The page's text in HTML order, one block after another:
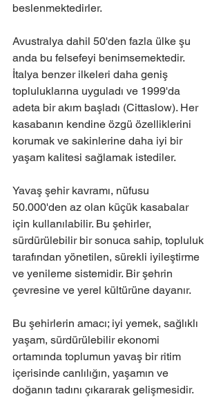
beslenmektedirler.
Avustralya dahil 50'den fazla ülke şu
anda bu felsefeyi benimsemektedir.
İtalya benzer ilkeleri daha geniş
topluluklarına uyguladı ve 1999'da
adeta bir akım başladı (Cittaslow). Her
kasabanın kendine özgü özelliklerini
korumak ve sakinlerine daha iyi bir
yaşam kalitesi sağlamak istediler.
Yavaş şehir kavramı, nüfusu
50.000'den az olan küçük kasabalar
için kullanılabilir. Bu şehirler,
sürdürülebilir bir sonuca sahip, topluluk
tarafından yönetilen, sürekli iyileştirme
ve yenileme sistemidir. Bir şehrin
çevresine ve yerel kültürüne dayanır.
Bu şehirlerin amacı; iyi yemek, sağlıklı
yaşam, sürdürülebilir ekonomi
ortamında toplumun yavaş bir ritim
içerisinde canlılığın, yaşamın ve
doğanın tadını çıkararak gelişmesidir.